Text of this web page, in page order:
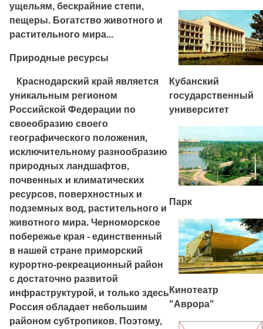
ущельям, бескрайние степи,
пещеры. Богатство животного и
растительного мира...
Природные ресурсы
Краснодарский край является
уникальным регионом
Российской Федерации по
своеобразию своего
географического положения,
исключительному разнообразию
природных ландшафтов,
почвенных и климатических
ресурсов, поверхностных и
подземных вод, растительного и
животного мира. Черноморское
побережье края - единственный
в нашей стране приморский
курортно-рекреационный район
с достаточно развитой
инфраструктурой, и только здесь
Россия обладает небольшим
районом субтропиков. Поэтому,
Кубанский
государственный
университет
Парк
Кинотеатр
"Аврора"